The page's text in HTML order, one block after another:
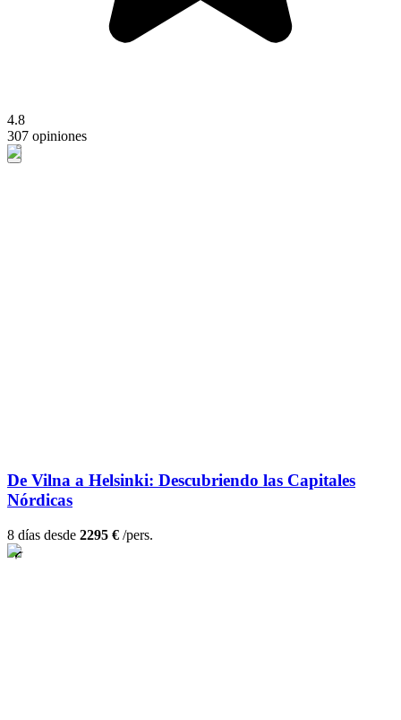
4.8
307 opiniones
De Vilna a Helsinki: Descubriendo las Capitales
Nórdicas
8 días desde 2295 € /pers.